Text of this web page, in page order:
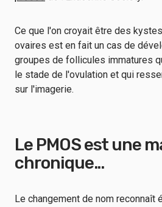
Ce que l'on croyait être des
ovaires est en fait un cas de
groupes de follicules immatures
le stade de l'ovulation et qui
sur l'imagerie.
Le PMOS est une
chronique...
Le changement de nom reconnaît